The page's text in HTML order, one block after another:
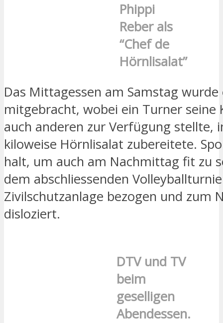
Phippi
Reber als
“Chef de
Hörnlisalat”
Das Mittagessen am Samstag
mitgebracht, wobei ein Turner seine
auch anderen zur Verfügung stellte,
kiloweise Hörnlisalat zubereitete.
halt, um auch am Nachmittag fit zu
dem abschliessenden
Zivilschutzanlage bezogen und zum
disloziert.
DTV und TV
beim
geselligen
Abendessen.